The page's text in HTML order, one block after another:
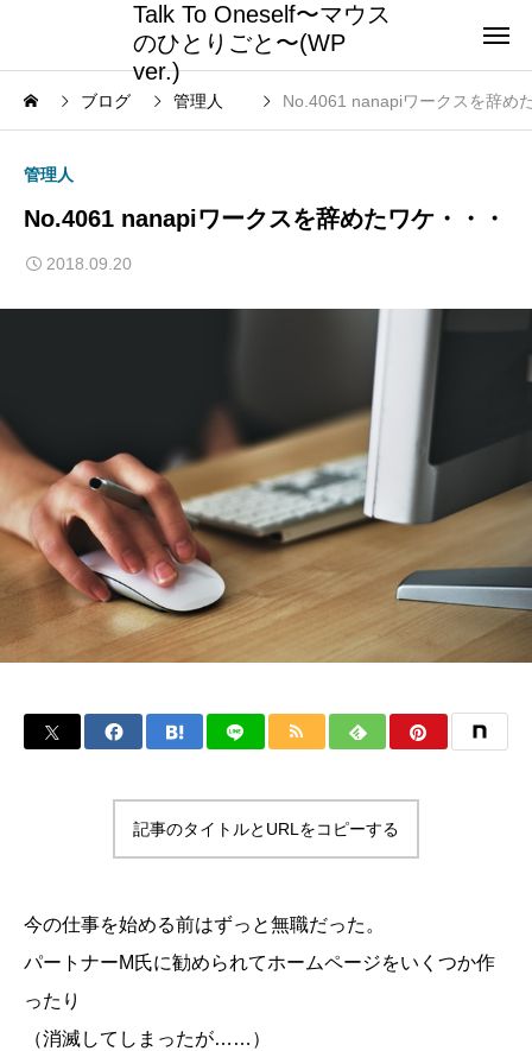
Talk To Oneself〜マウス
のひとりごと〜(WP
ver.)
ブログ 管理人 No.4061 nanapiワークスを辞め
管理人
No.4061 nanapiワークスを辞めたワケ・・・
2018.09.20
記事のタイトルとURLをコピーする
今の仕事を始める前はずっと無職だった。
パートナーM氏に勧められてホームページをいくつか作
ったり
（消滅してしまったが……）